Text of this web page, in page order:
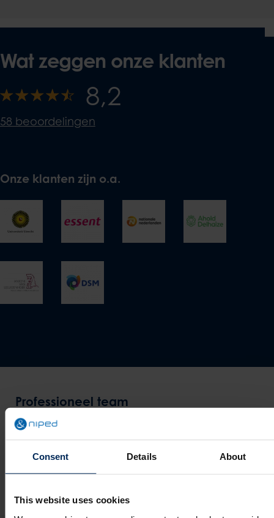
Consent Details About
This website uses cookies
Wat zeggen onze klanten
8,2
58 beoordelingen
Onze klanten zijn o.a.
Professioneel team
Vriendelijk en professioneel team, reageren snel en